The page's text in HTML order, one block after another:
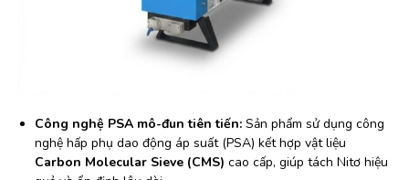
Công nghệ PSA mô-đun tiên tiến: Sản phẩm sử dụng công
nghệ hấp phụ dao động áp suất (PSA) kết hợp vật liệu
Carbon Molecular Sieve (CMS) cao cấp, giúp tách Nitơ hiệu